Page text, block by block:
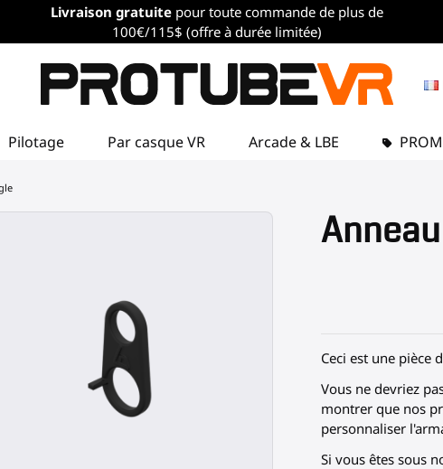
Livraison gratuitepour toute commande de plus de
100€/115$ (offre à durée limitée)
Pilotage Par casque VR Arcade & LBE
Ceci est une pièce
Vous ne devriez
montrer que nos
personnaliser
Si vous êtes sous